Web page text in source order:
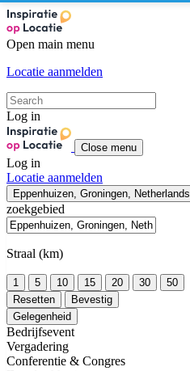
Open main menu
Locatie aanmelden
Log in
Close menu
Log in
Locatie aanmelden
Eppenhuizen, Groningen, Netherlands
zoekgebied
Straal (km)
1 5 10 15 20 30
50
Resetten
Bevestig
Gelegenheid
Bedrijfsevent
Vergadering
Conferentie & Congres